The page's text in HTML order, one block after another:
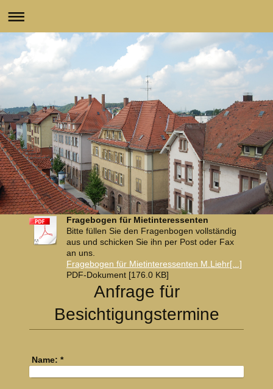
Fragebogen für Mietinteressenten
Bitte füllen Sie den Fragenbogen vollständig
aus und schicken Sie ihn per Post oder Fax
an uns.
Fragebogen für Mietinteressenten M.Liehr[...]
PDF-Dokument [176.0 KB]
Anfrage für
Besichtigungstermine
Name: *